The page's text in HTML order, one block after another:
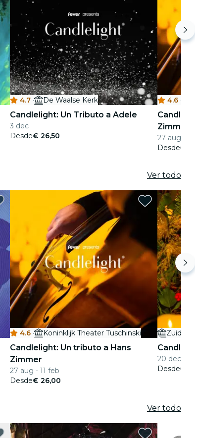
4.7 · De Waalse Kerk
Candlelight: Un Tributo a Adele
3 dec
Desde€ 26,50
4.6 ·
Zimmer
27 aug - 11
Desde€
Ver todo
4.6 · Koninklijk Theater Tuschinski
Candlelight: Un tributo a Hans
Zimmer
27 aug - 11 feb
Desde€ 26,00
20 dec
Desde€
Ver todo